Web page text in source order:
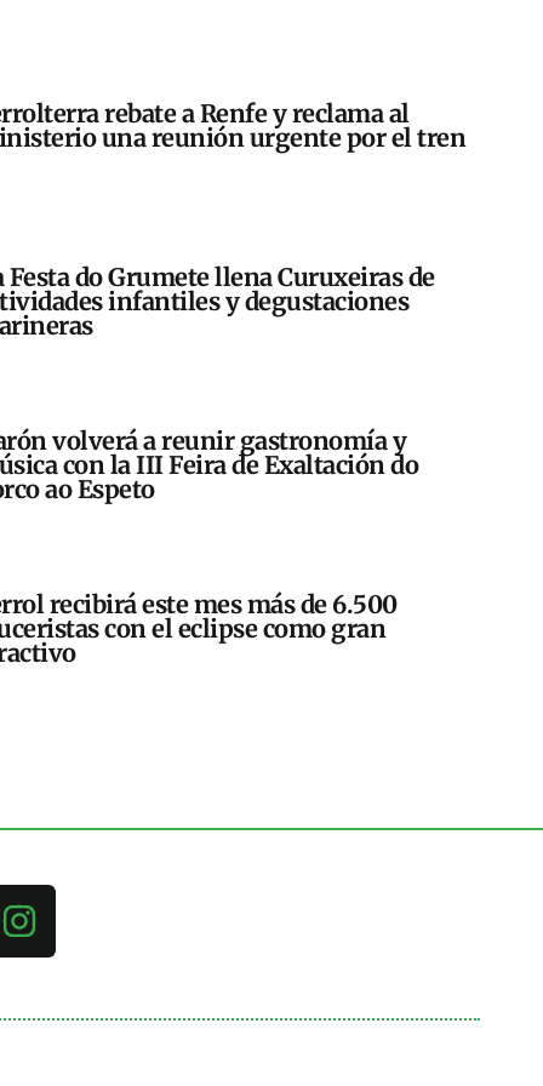
rebate a Renfe y reclama al
una reunión urgente por el tren
Festa do Grumete llena Curuxeiras de
infantiles y degustaciones
volverá a reunir gastronomía y
con la III Feira de Exaltación do
ao Espeto
recibirá este mes más de 6.500
con el eclipse como gran